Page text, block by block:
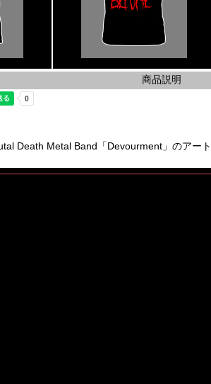
商品説明
Death Metal Band「Devourment」のアー